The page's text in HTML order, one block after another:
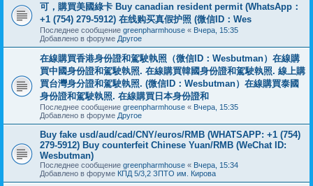
可，購買美國綠卡 Buy canadian resident permit (WhatsApp：
+1 (754) 279-5912) 在线购买真假护照 (微信ID：Wes
Последнее сообщение greenpharmhouse « Вчера, 15:35
Добавлено в форуме Другое
在線購買香港身份證和駕駛執照（微信ID：Wesbutman）在線購
買中國身份證和駕駛執照. 在線購買韓國身份證和駕駛執照. 線上購
買台灣身分證和駕駛執照. (微信ID：Wesbutman）在線購買泰國
身份證和駕駛執照. 在線購買日本身份證和
Последнее сообщение greenpharmhouse « Вчера, 15:35
Добавлено в форуме Другое
Buy fake usd/aud/cad/CNY/euros/RMB (WHATSAPP: +1 (754)
279-5912) Buy counterfeit Chinese Yuan/RMB (WeChat ID:
Wesbutman)
Последнее сообщение greenpharmhouse « Вчера, 15:34
Добавлено в форуме КПД 5/3,2 ЗПТО им. Кирова